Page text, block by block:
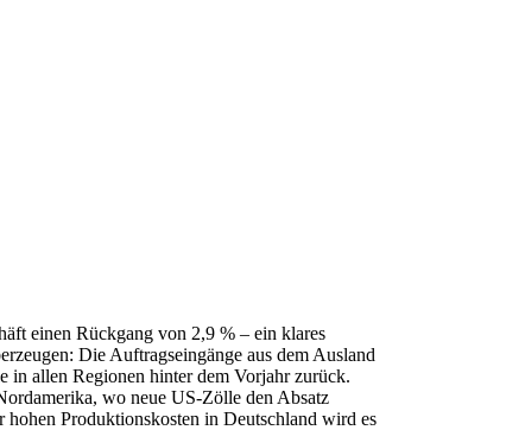
einen Rückgang von 2,9 % – ein klares
Die Auftragseingänge aus dem Ausland
in allen Regionen hinter dem Vorjahr zurück.
wo neue US-Zölle den Absatz
Produktionskosten in Deutschland wird es